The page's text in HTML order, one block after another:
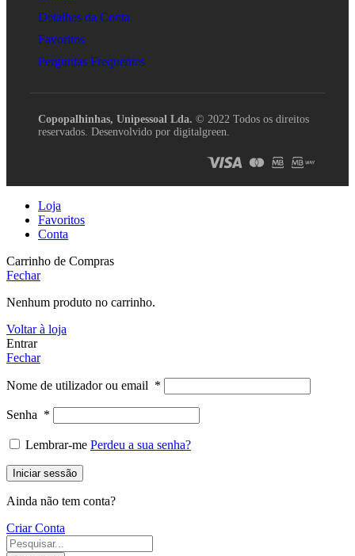
Detalhes da Conta
Favoritos
Perguntas Frequentes
Copopalhinhas, Unipessoal Lda. © 2022 Todos os direitos
reservados. Desenvolvido por digitalgreen.
Loja
Favoritos
Conta
Carrinho de Compras
Fechar
Nenhum produto no carrinho.
Voltar à loja
Entrar
Fechar
Nome de utilizador ou email *
Senha *
Lembrar-me Perdeu a sua senha?
Iniciar sessão
Ainda não tem conta?
Criar Conta